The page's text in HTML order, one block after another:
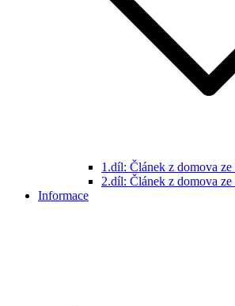
1.díl: Článek z domova
2.díl: Článek z domova
Informace